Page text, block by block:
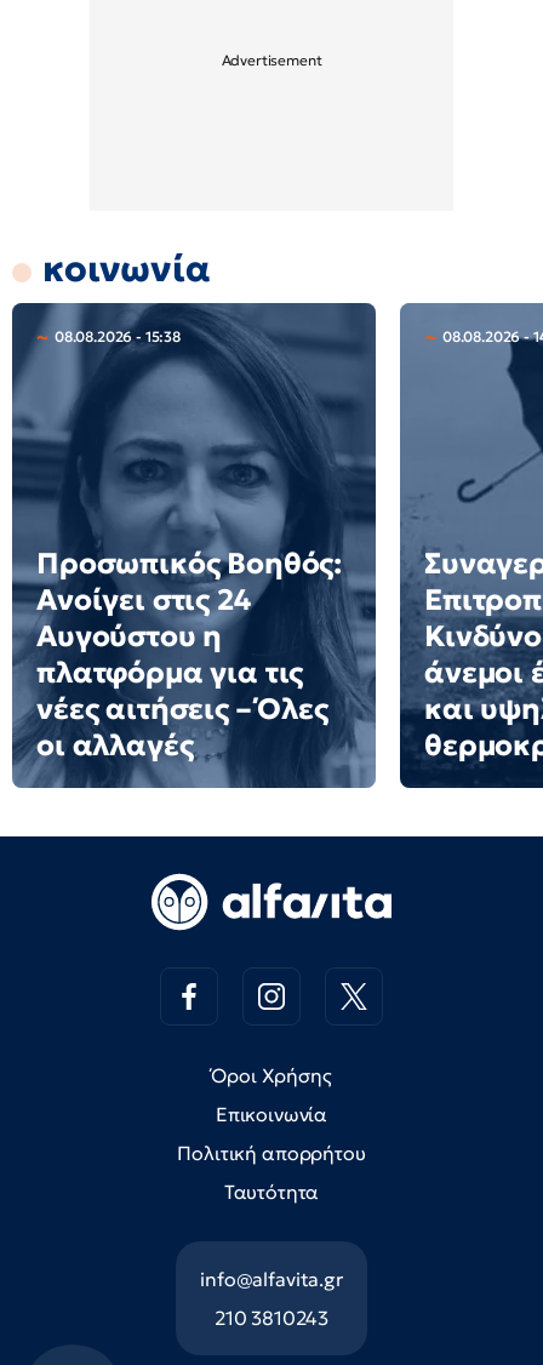
κοινωνία
08.08.2026 - 15:38
Προσωπικός Βοηθός:
Ανοίγει στις 24
Αυγούστου η
πλατφόρμα για τις
νέες αιτήσεις – Όλες
οι αλλαγές
08.08.2026 -
άνεμοι
και
Όροι Χρήσης
Επικοινωνία
Πολιτική απορρήτου
Ταυτότητα
info@alfavita.gr
210 3810243